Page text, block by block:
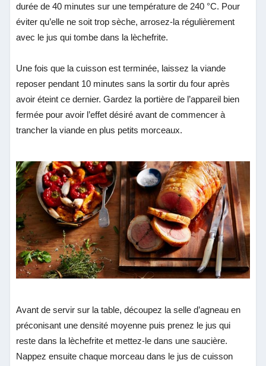
durée de 40 minutes sur une température de 240 °C. Pour
éviter qu’elle ne soit trop sèche, arrosez-la régulièrement
avec le jus qui tombe dans la lèchefrite.
Une fois que la cuisson est terminée, laissez la viande
reposer pendant 10 minutes sans la sortir du four après
avoir éteint ce dernier. Gardez la portière de l’appareil bien
fermée pour avoir l’effet désiré avant de commencer à
trancher la viande en plus petits morceaux.
Avant de servir sur la table, découpez la selle d’agneau en
préconisant une densité moyenne puis prenez le jus qui
reste dans la lèchefrite et mettez-le dans une saucière.
Nappez ensuite chaque morceau dans le jus de cuisson